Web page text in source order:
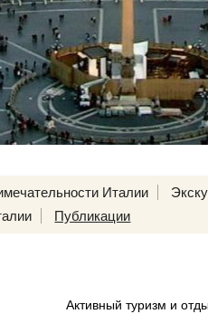
Италии
Публикации
Активный туризм и